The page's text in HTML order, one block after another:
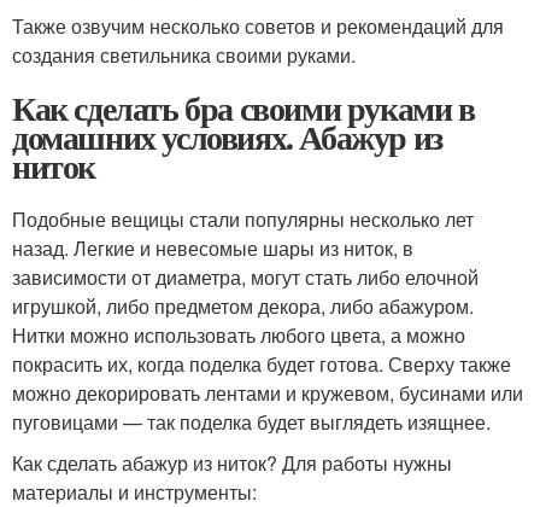
Также озвучим несколько советов и рекомендаций для
создания светильника своими руками.
Как сделать бра своими руками в
домашних условиях. Абажур из
ниток
Подобные вещицы стали популярны несколько лет
назад. Легкие и невесомые шары из ниток, в
зависимости от диаметра, могут стать либо елочной
игрушкой, либо предметом декора, либо абажуром.
Нитки можно использовать любого цвета, а можно
покрасить их, когда поделка будет готова. Сверху также
можно декорировать лентами и кружевом, бусинами или
пуговицами — так поделка будет выглядеть изящнее.
Как сделать абажур из ниток? Для работы нужны
материалы и инструменты: